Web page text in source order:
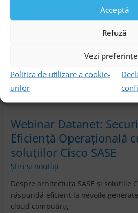
Acceptă
Refuză
Vezi
Politica de utilizare a cookie-
urilor
Digitalizarea spitalelor
Despre digitalizarea spitalelor din
tehnologiilor Cisco!
Webinar Datanet:
Eficiență Operațională
soluțiilor Cisco SASE
Știri și noutăți
Despre arhitectura SASE și soluțiile
răspundă eficient la nevoile
cloud computing